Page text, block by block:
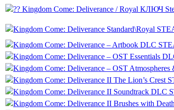
?? Kingdom Come: Deliverance / Royal КЛЮЧ
Kingdom Come: Deliverance Standard\Royal
Kingdom Come: Deliverance – Artbook DLC
Kingdom Come: Deliverance – OST Essentials
Kingdom Come: Deliverance – OST Atmospheres
Kingdom Come: Deliverance II The Lion’s Crest
Kingdom Come: Deliverance II Soundtrack DLC
Kingdom Come: Deliverance II Brushes with